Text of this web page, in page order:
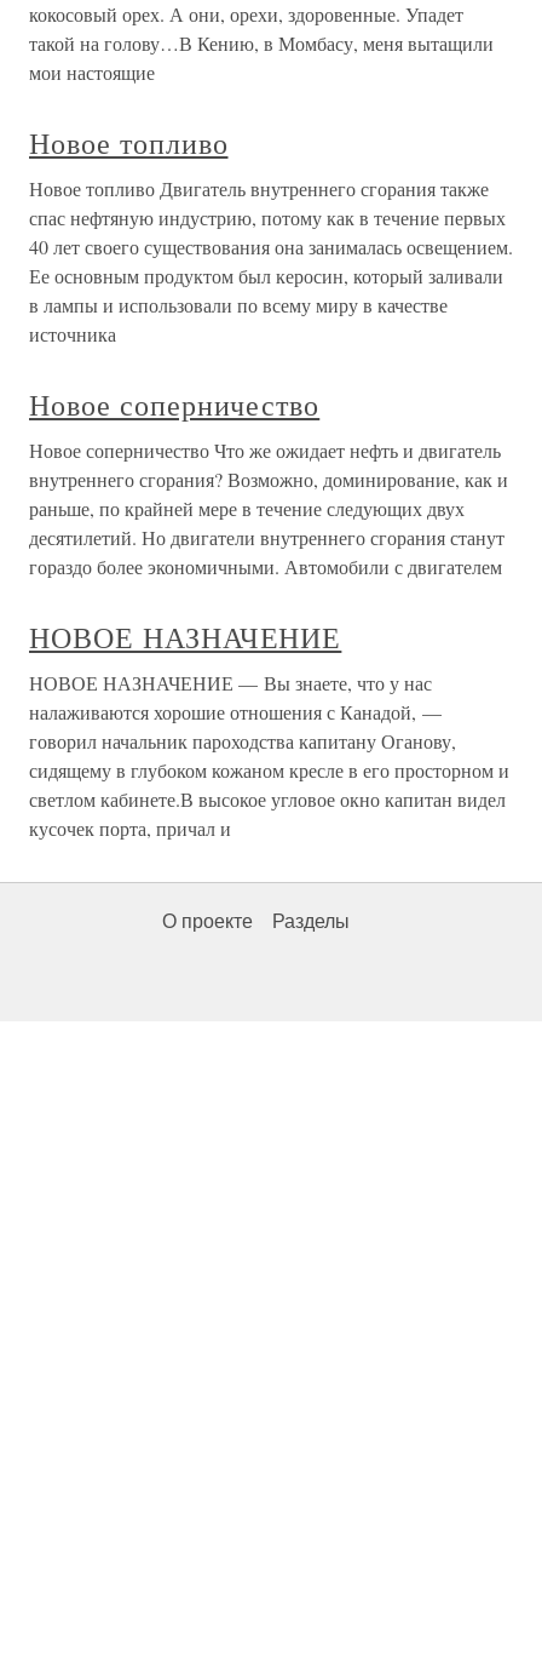
кокосовый орех. А они, орехи, здоровенные. Упадет
такой на голову…В Кению, в Момбасу, меня вытащили
мои настоящие
Новое топливо
Новое топливо Двигатель внутреннего сгорания также
спас нефтяную индустрию, потому как в течение первых
40 лет своего существования она занималась освещением.
Ее основным продуктом был керосин, который заливали
в лампы и использовали по всему миру в качестве
источника
Новое соперничество
Новое соперничество Что же ожидает нефть и двигатель
внутреннего сгорания? Возможно, доминирование, как и
раньше, по крайней мере в течение следующих двух
десятилетий. Но двигатели внутреннего сгорания станут
гораздо более экономичными. Автомобили с двигателем
НОВОЕ НАЗНАЧЕНИЕ
НОВОЕ НАЗНАЧЕНИЕ — Вы знаете, что у нас
налаживаются хорошие отношения с Канадой, —
говорил начальник пароходства капитану Оганову,
сидящему в глубоком кожаном кресле в его просторном и
светлом кабинете.В высокое угловое окно капитан видел
кусочек порта, причал и
О проекте Разделы